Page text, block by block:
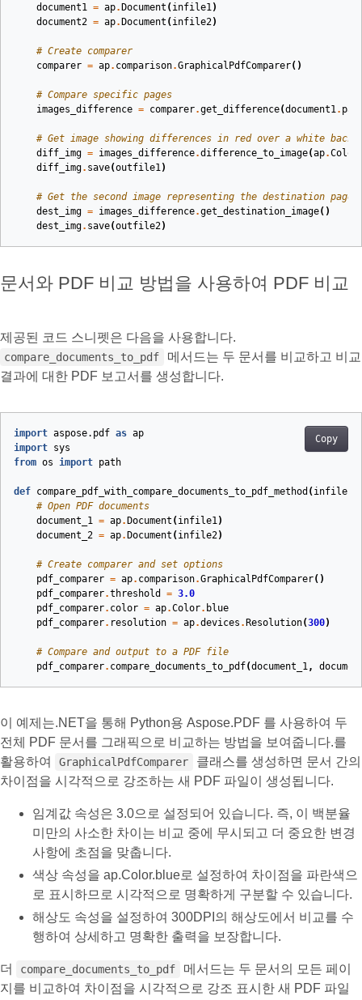
document1 = ap. Document ( infile1)
document2 = ap. Document ( infile2)
# Create comparer
comparer = ap. comparison.GraphicalPdfComparer()
# Compare specific pages
images_difference = comparer.get_difference(document1.
# Get image showing differences in red over a white
diff_img = images_difference.difference_to_image(ap.Color
diff_img. save(outfile1)
# Get the second image representing the destination page
dest_img = images_difference.get_destination_image()
dest_img. save(outfile2)
문서와 PDF 비교 방법을 사용하여 PDF 비교
제공된 코드 스니펫은 다음을 사용합니다.
compare_documents_to_pdf
메서드는 두 문서를 비교하고 비교
결과에 대한 PDF 보고서를 생성합니다.
Copy
import aspose.pdf as ap
import sys
from os import path
def compare_pdf_with_compare_documents_to_pdf_method ( infile1
# Open PDF documents
document_1 = ap. Document ( infile1)
document_2 = ap. Document ( infile2)
# Create comparer and set options
pdf_comparer = ap. comparison.GraphicalPdfComparer()
pdf_comparer.threshold = 3.0
pdf_comparer. color = ap.Color. blue
pdf_comparer. resolution = ap.devices . Resolution(300)
# Compare and output to a PDF file
pdf_comparer. compare_documents_to_pdf(document_1,
이 예제는.NET을 통해 Python용 Aspose.PDF 를 사용하여 두
전체 PDF 문서를 그래픽으로 비교하는 방법을 보여줍니다.를
활용하여
GraphicalPdfComparer
클래스를 생성하면 문서 간의
차이점을 시각적으로 강조하는 새 PDF 파일이 생성됩니다.
임계값 속성은 3.0으로 설정되어 있습니다. 즉, 이 백분율
미만의 사소한 차이는 비교 중에 무시되고 더 중요한 변경
사항에 초점을 맞춥니다.
색상 속성을 ap.Color.blue로 설정하여 차이점을 파란색으
로 표시하므로 시각적으로 명확하게 구분할 수 있습니다.
해상도 속성을 설정하여 300DPI의 해상도에서 비교를 수
행하여 상세하고 명확한 출력을 보장합니다.
더 compare_documents_to_pdf
메서드는 두 문서의 모든 페이
지를 비교하여 차이점을 시각적으로 강조 표시한 새 PDF 파일